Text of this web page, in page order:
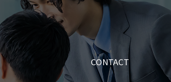
CONTACT